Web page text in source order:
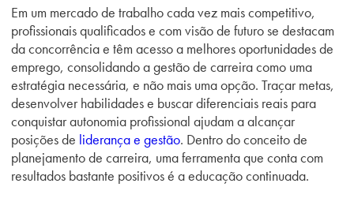
Em um mercado de trabalho cada vez mais competitivo,
profissionais qualificados e com visão de futuro se destacam
da concorrência e têm acesso a melhores oportunidades de
emprego, consolidando a gestão de carreira como uma
estratégia necessária, e não mais uma opção. Traçar metas,
desenvolver habilidades e buscar diferenciais reais para
conquistar autonomia profissional ajudam a alcançar
posições de liderança e gestão. Dentro do conceito de
planejamento de carreira, uma ferramenta que conta com
resultados bastante positivos é a educação continuada.